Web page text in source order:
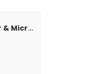
Takapyörän napa Ligier & Microcar 4×100